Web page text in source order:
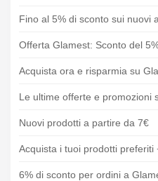
Fino al 5% di sconto sui nuovi
Offerta Glamest: Sconto del
Acquista ora e risparmia su
Le ultime offerte e promozioni
Nuovi prodotti a partire da 7€
Acquista i tuoi prodotti preferiti
6% di sconto per ordini a